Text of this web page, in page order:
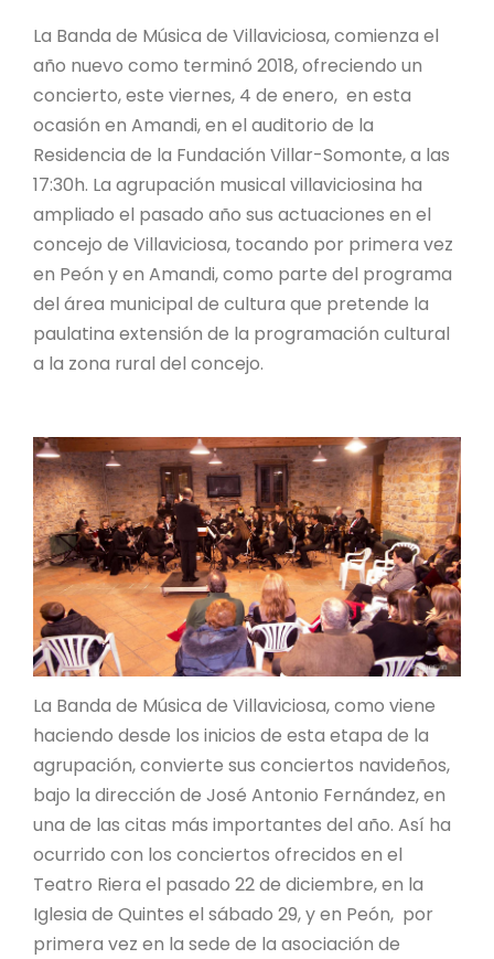
La Banda de Música de Villaviciosa, comienza el
año nuevo como terminó 2018, ofreciendo un
concierto, este viernes, 4 de enero, en esta
ocasión en Amandi, en el auditorio de la
Residencia de la Fundación Villar-Somonte, a las
17:30h. La agrupación musical villaviciosina ha
ampliado el pasado año sus actuaciones en el
concejo de Villaviciosa, tocando por primera vez
en Peón y en Amandi, como parte del programa
del área municipal de cultura que pretende la
paulatina extensión de la programación cultural
a la zona rural del concejo.
La Banda de Música de Villaviciosa, como viene
haciendo desde los inicios de esta etapa de la
agrupación, convierte sus conciertos navideños,
bajo la dirección de José Antonio Fernández, en
una de las citas más importantes del año. Así ha
ocurrido con los conciertos ofrecidos en el
Teatro Riera el pasado 22 de diciembre, en la
Iglesia de Quintes el sábado 29, y en Peón, por
primera vez en la sede de la asociación de